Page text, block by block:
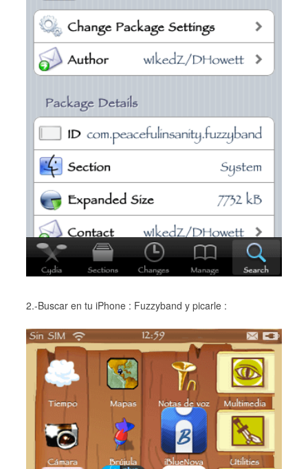
2.-Buscar en tu iPhone : Fuzzyband y picarle :